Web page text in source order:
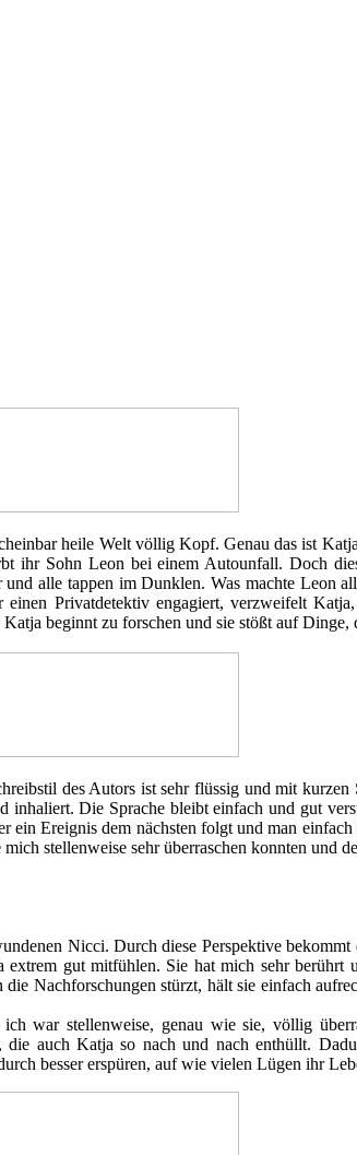
heile Welt völlig Kopf. Genau das ist
ihr Sohn Leon bei einem Autounfall. Doch
alle tappen im Dunklen. Was machte Leon
Privatdetektiv engagiert, verzweifelt
beginnt zu forschen und sie stößt auf
des Autors ist sehr flüssig und mit
Die Sprache bleibt einfach und gut
Ereignis dem nächsten folgt und man
stellenweise sehr überraschen konnten und
Nicci. Durch diese Perspektive
gut mitfühlen. Sie hat mich sehr berührt
Nachforschungen stürzt, hält sie einfach
war stellenweise, genau wie sie, völlig
auch Katja so nach und nach enthüllt.
besser erspüren, auf wie vielen Lügen ihr